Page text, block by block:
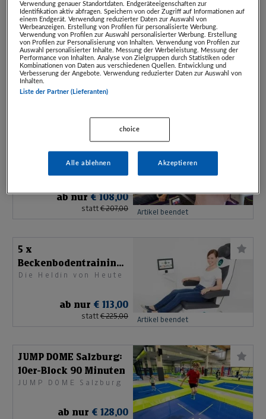
Geburtstagsparty im
Jump Dome Salzburg
JUMP DOME Salzburg
ab nur€ 100,00
Mitgliedsch. Feelgood
Feelgood Benefit
ab nur€ 108,00
statt € 207,00 Artikel beendet
5 x
Beckenbodentraining
mit Pelvi-Magnet
Die Heldin von Heute
ab nur € 113,00
statt € 225,00 Artikel beendet
JUMP DOME Salzburg:
10er-Block 90 Minuten
JUMP DOME Salzburg
ab nur € 128,00
Verwendung genauer Standortdaten. Endgeräteeigenschaften zur
Identifikation aktiv abfragen. Speichern von oder Zugriff auf Informationen auf
einem Endgerät. Verwendung reduzierter Daten zur Auswahl von
Werbeanzeigen. Erstellung von Profilen für personalisierte Werbung.
Verwendung von Profilen zur Auswahl personalisierter Werbung. Erstellung
von Profilen zur Personalisierung von Inhalten. Verwendung von Profilen zur
Auswahl personalisierter Inhalte. Messung der Werbeleistung. Messung der
Performance von Inhalten. Analyse von Zielgruppen durch Statistiken oder
Kombinationen von Daten aus verschiedenen Quellen. Entwicklung und
Verbesserung der Angebote. Verwendung reduzierter Daten zur Auswahl von
Inhalten.
Liste der Partner (Lieferanten)
choice
Alle ablehnen Akzeptieren